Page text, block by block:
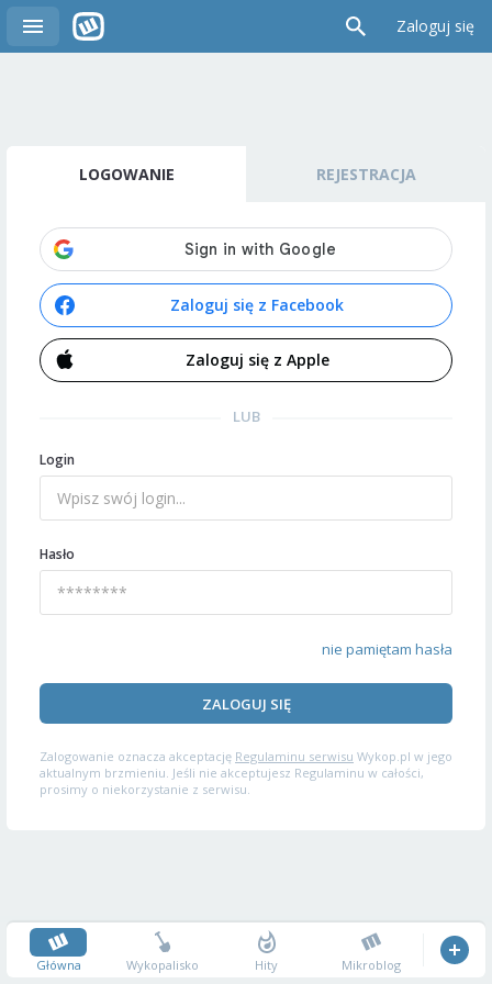
Zaloguj się
LOGOWANIE REJESTRACJA
Zaloguj się z Facebook
Zaloguj się z Apple
LUB
Login
Hasło
nie pamiętam hasła
ZALOGUJ SIĘ
Zalogowanie oznacza akceptację Regulaminu serwisu Wykop.pl w jego
aktualnym brzmieniu. Jeśli nie akceptujesz Regulaminu w całości,
prosimy o niekorzystanie z serwisu.
Główna Wykopalisko Hity Mikroblog